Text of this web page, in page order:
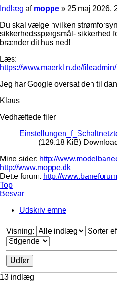
Indlæg af moppe » 25 maj 2026,
Du skal vælge hvilken
sikkerhedsspørgsmål- sikkerhed
brænder dit hus ned!
Læs:
https://www.maerklin.de/
Jeg har Google oversat den til
Klaus
Vedhæftede filer
(129.18 KiB)
Mine sider: http://
http://www.moppe.dk
Dette forum: http://
Top
Besvar
Udskriv emne
Visning: Sorter
13 indlæg